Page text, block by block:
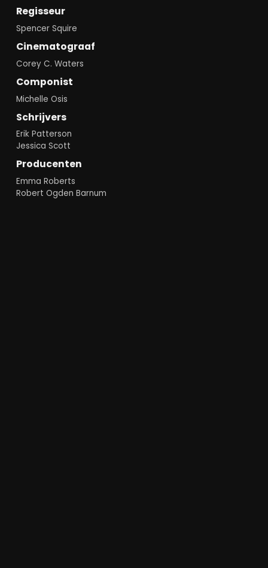
Regisseur
Spencer Squire
Cinematograaf
Corey C. Waters
Componist
Michelle Osis
Schrijvers
Erik Patterson
Jessica Scott
Producenten
Emma Roberts
Robert Ogden Barnum